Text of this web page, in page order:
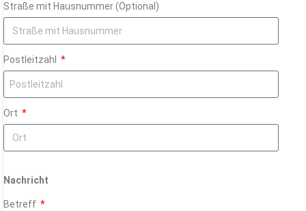
Straße mit Hausnummer (Optional)
Postleitzahl
Ort
Nachricht
Betreff